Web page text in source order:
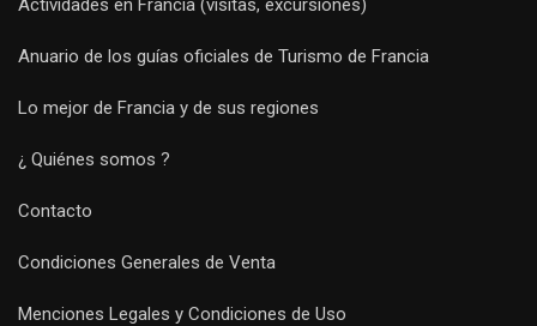
Actividades en Francia (visitas, excursiones)
Anuario de los guías oficiales de Turismo de Francia
Lo mejor de Francia y de sus regiones
¿ Quiénes somos ?
Contacto
Condiciones Generales de Venta
Menciones Legales y Condiciones de Uso